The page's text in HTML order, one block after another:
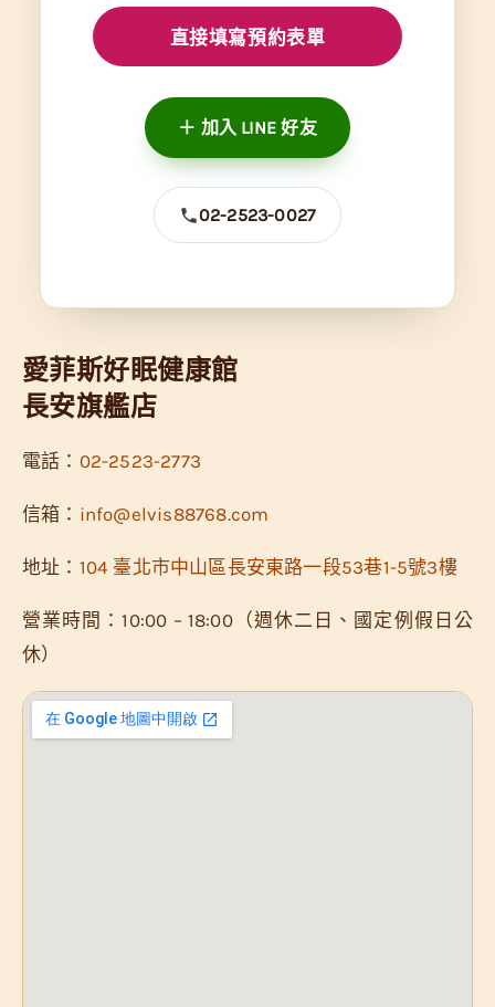
直接填寫預約表單
＋ 加入 LINE 好友
02-2523-0027
愛菲斯好眠健康館
長安旗艦店
電話： 02-2523-2773
信箱： info@elvis88768.com
地址： 104 臺北市中山區長安東路一段53巷1-5號3樓
營業時間：10:00 – 18:00（週休二日、國定例假日公
休）